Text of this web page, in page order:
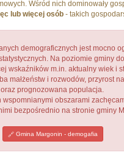
Wśród nich dominowały
lub więcej osób - takich
demograficznych jest mocno
Na poziomie gminy
wskaźników m.in. aktualny wiek i
małżeństw i rozwodów, przyrost
prognozowana populacja.
wspomnianymi obszarami
bezpośrednio na stronie gminy
Gmina Margonin - demogafia